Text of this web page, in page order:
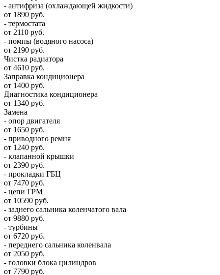
- антифриза (охлаждающей жидкости)
от 1890 руб.
- термостата
от 2110 руб.
- помпы (водяного насоса)
от 2190 руб.
Чистка радиатора
от 4610 руб.
Заправка кондиционера
от 1400 руб.
Диагностика кондиционера
от 1340 руб.
Замена
- опор двигателя
от 1650 руб.
- приводного ремня
от 1240 руб.
- клапанной крышки
от 2390 руб.
- прокладки ГБЦ
от 7470 руб.
- цепи ГРМ
от 10590 руб.
- заднего сальника коленчатого вала
от 9880 руб.
- турбины
от 6720 руб.
- переднего сальника коленвала
от 2050 руб.
- головки блока цилиндров
от 7790 руб.